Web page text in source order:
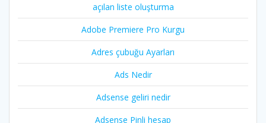
açılan liste oluşturma
Adobe Premiere Pro Kurgu
Adres çubuğu Ayarları
Ads Nedir
Adsense geliri nedir
Adsense Pinli hesap